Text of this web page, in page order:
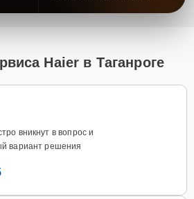
Haier в Таганроге
вникнут в вопрос и
вариант решения